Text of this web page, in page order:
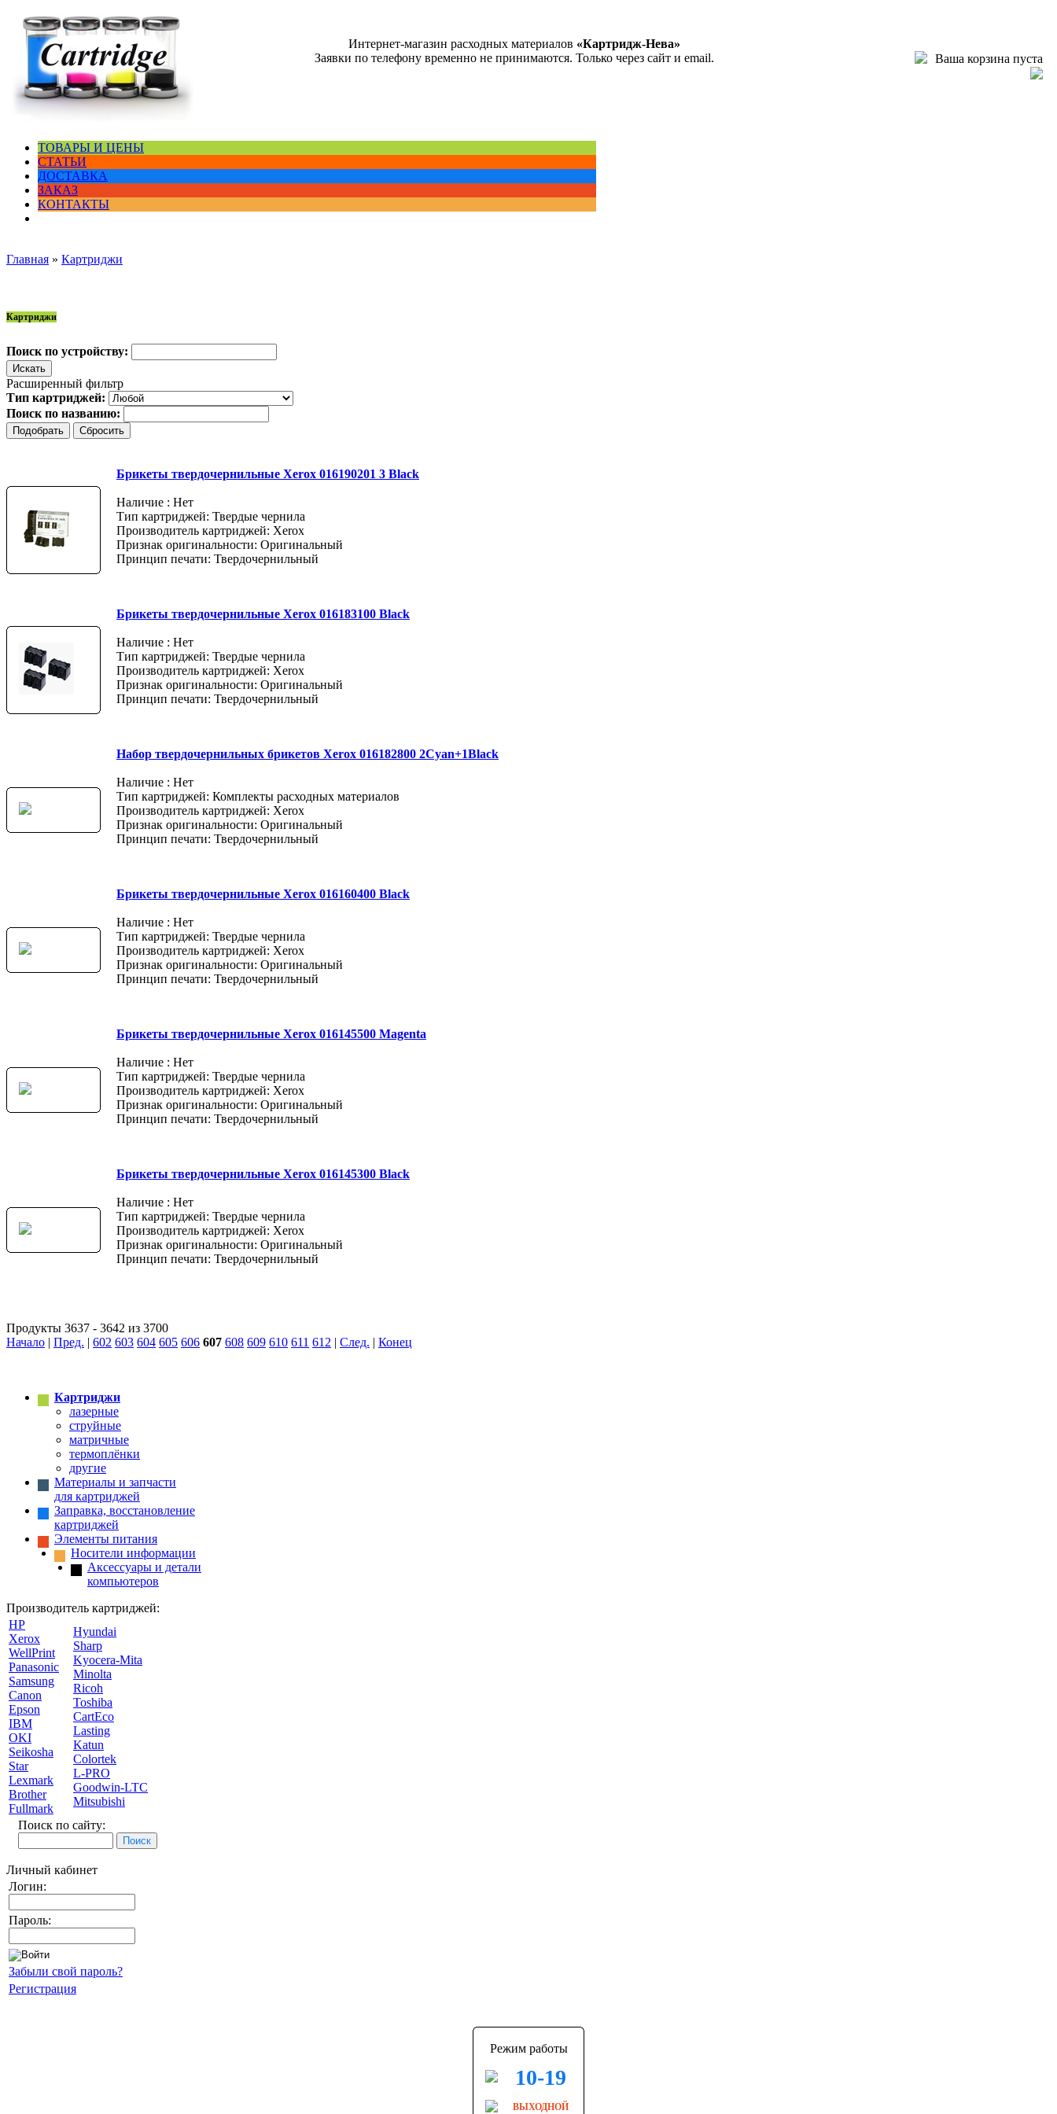
Интернет-магазин расходных материалов «Картридж-Нева»
Заявки по телефону временно не принимаются. Только через сайт и email.
Ваша корзина пуста
ТОВАРЫ И ЦЕНЫ
СТАТЬИ
ДОСТАВКА
ЗАКАЗ
КОНТАКТЫ
Главная » Картриджи
Картриджи
Поиск по устройству:
Расширенный фильтр
Тип картриджей:
Поиск по названию:
Брикеты твердочернильные Xerox 016190201 3 Black
Наличие : Нет
Тип картриджей: Твердые чернила
Производитель картриджей: Xerox
Признак оригинальности: Оригинальный
Принцип печати: Твердочернильный
Брикеты твердочернильные Xerox 016183100 Black
Наличие : Нет
Тип картриджей: Твердые чернила
Производитель картриджей: Xerox
Признак оригинальности: Оригинальный
Принцип печати: Твердочернильный
Набор твердочернильных брикетов Xerox 016182800 2Cyan+1Black
Наличие : Нет
Тип картриджей: Комплекты расходных материалов
Производитель картриджей: Xerox
Признак оригинальности: Оригинальный
Принцип печати: Твердочернильный
Брикеты твердочернильные Xerox 016160400 Black
Наличие : Нет
Тип картриджей: Твердые чернила
Производитель картриджей: Xerox
Признак оригинальности: Оригинальный
Принцип печати: Твердочернильный
Брикеты твердочернильные Xerox 016145500 Magenta
Наличие : Нет
Тип картриджей: Твердые чернила
Производитель картриджей: Xerox
Признак оригинальности: Оригинальный
Принцип печати: Твердочернильный
Брикеты твердочернильные Xerox 016145300 Black
Наличие : Нет
Тип картриджей: Твердые чернила
Производитель картриджей: Xerox
Признак оригинальности: Оригинальный
Принцип печати: Твердочернильный
Продукты 3637 - 3642 из 3700
Начало | Пред. | 602 603 604 605 606 607 608 609 610 611 612 | След. | Конец
Картриджи
лазерные
струйные
матричные
термоплёнки
другие
Материалы и запчасти
для картриджей
Заправка, восстановление
картриджей
Элементы питания
Носители информации
Аксессуары и детали
компьютеров
Производитель картриджей:
HP
Xerox
WellPrint
Panasonic
Samsung
Canon
Epson
IBM
OKI
Seikosha
Star
Lexmark
Brother
Fullmark
Hyundai
Sharp
Kyocera-Mita
Minolta
Ricoh
Toshiba
CartEco
Lasting
Katun
Colortek
L-PRO
Goodwin-LTC
Mitsubishi
Поиск по сайту:
Личный кабинет
Логин:
Пароль:
Забыли свой пароль?
Регистрация
Режим работы
10-19
ВЫХОДНОЙ